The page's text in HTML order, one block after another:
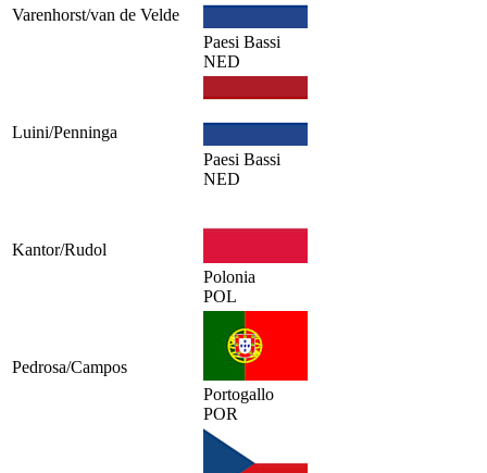
Varenhorst/van de Velde
Paesi Bassi
NED
Luini/Penninga
Paesi Bassi
NED
Kantor/Rudol
Polonia
POL
Pedrosa/Campos
Portogallo
POR